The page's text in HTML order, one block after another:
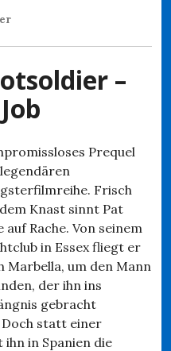
–
Prequel
Frisch
Knast sinnt Pat
auf Rache. Von seinem
in Essex fliegt er
Marbella, um den Mann
der ihn ins
gebracht
statt einer
in Spanien die